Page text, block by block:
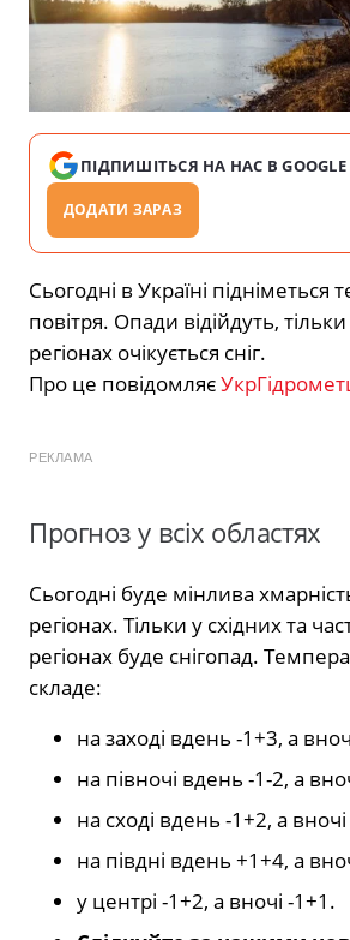
ПІДПИШІТЬСЯ НА НАС В GOOGLE
ДОДАТИ ЗАРАЗ
Сьогодні в Україні підніметься
повітря. Опади відійдуть,
регіонах очікується сніг.
Про це повідомляє
РЕКЛАМА
Прогноз у всіх областях
Сьогодні буде мінлива
регіонах. Тільки у східних та
регіонах буде снігопад.
складе:
на заході вдень -1+3, а
на півночі вдень -1-2, а
на сході вдень -1+2, а
на півдні вдень +1+4, а
у центрі -1+2, а вночі -1+1.